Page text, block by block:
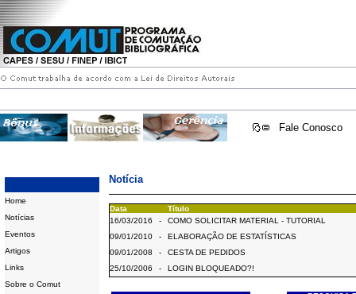
Fale Conosco
Home
Notícias
Eventos
Artigos
Links
Sobre o Comut
Notícia
Data
Título
16/03/2016
-
COMO SOLICITAR MATERIAL - TUTORIAL
09/01/2010
-
ELABORAÇÃO DE ESTATÍSTICAS
09/01/2008
-
CESTA DE PEDIDOS
25/10/2006
- LOGIN BLOQUEADO?!